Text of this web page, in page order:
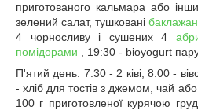
приготованого кальмара або
зелений салат, тушковані
4 чорносливу і сушених 4
помідорами , 19:30 - bioyogurt пару
П'ятий день: 7:30 - 2 ківі, 8:00 -
- хліб для тостів з джемом, чай
100 г приготовленої курячою